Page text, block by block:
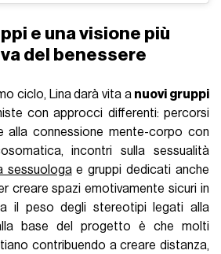
e una visione più
del benessere
ciclo, Lina darà vita a nuovi gruppi
con approcci differenti: percorsi
alla connessione mente-corpo con
incontri sulla sessualità
sessuologae gruppi dedicati anche
creare spazi emotivamente sicuri in
il peso degli stereotipi legati alla
base del progetto è che molti
contribuendo a creare distanza,